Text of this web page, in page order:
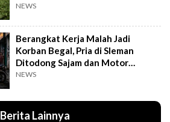
NEWS
Berangkat Kerja Malah Jadi
Korban Begal, Pria di Sleman
Ditodong Sajam dan Motor
Digasak
NEWS
Berita Lainnya